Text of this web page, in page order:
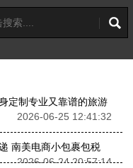
定制专业又靠谱的旅游
2026-06-25 12:41:32
南美电商小包裹包税
2026-06-24 20:57:14